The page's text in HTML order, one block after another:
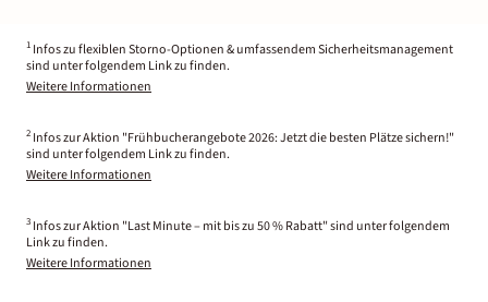
1 Infos zu flexiblen Storno-Optionen & umfassendem Sicherheitsmanagement
sind unter folgendem Link zu finden.
Weitere Informationen
2 Infos zur Aktion "Frühbucherangebote 2026: Jetzt die besten Plätze sichern!"
sind unter folgendem Link zu finden.
Weitere Informationen
3 Infos zur Aktion "Last Minute – mit bis zu 50 % Rabatt" sind unter folgendem
Link zu finden.
Weitere Informationen